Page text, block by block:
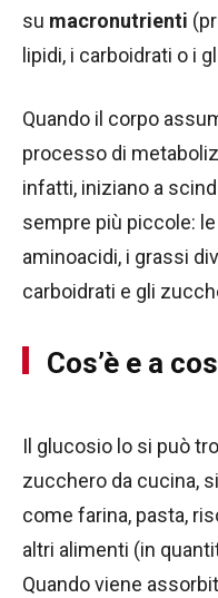
su macronutrienti
lipidi, i carboidrati o i
Quando il corpo
processo di
infatti, iniziano a
sempre più piccole:
aminoacidi, i grassi
carboidrati e gli
Cos’è e a
Il glucosio lo si può
zucchero da cucina,
come farina, pasta,
altri alimenti (in
Quando viene